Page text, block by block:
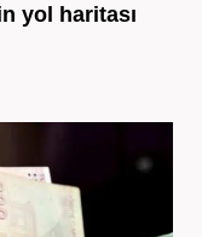
yol haritası